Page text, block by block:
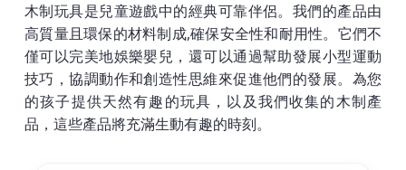
木制玩具是兒童遊戲中的經典可靠伴侶。我們的產品由
高質量且環保的材料制成,確保安全性和耐用性。它們不
僅可以完美地娛樂嬰兒，還可以通過幫助發展小型運動
技巧，協調動作和創造性思維來促進他們的發展。為您
的孩子提供天然有趣的玩具，以及我們收集的木制產
品，這些產品將充滿生動有趣的時刻。